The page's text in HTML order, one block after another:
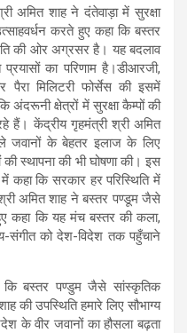
अमित शाह ने दंतेवाड़ा में सुरक्षा
करते हुए कहा कि बस्तर
की ओर अग्रसर है। यह बदलाव
का परिणाम है।डीआरजी,
पैरा मिलिटरी फोर्सेस की इसमें
अंदरूनी क्षेत्रों में सुरक्षा कैम्पों की
हैं। केंद्रीय गृहमंत्री श्री अमित
जवानों के बेहतर इलाज के लिए
स्थापना की भी घोषणा की। इस
कहा कि सरकार हर परिस्थिति में
अमित शाह ने बस्तर पण्डूम जैसे
कहा कि यह मंच बस्तर की कला,
संगीत को देश-विदेश तक पहुँचाने
कि बस्तर पण्डुम जैसे सांस्कृतिक
की उपस्थिति हमारे लिए सौभाग्य
के वीर जवानों का हौसला बढ़ता